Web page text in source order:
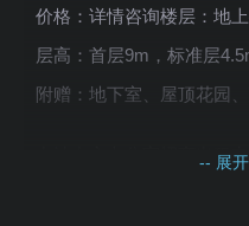
价格：详情咨询楼层：地
层高：首层9m，标准层
附赠：地下室、屋顶花园
力波中心办公室招商出租
-- 展